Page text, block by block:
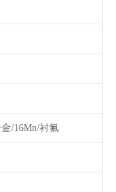
/16Mn/衬氟